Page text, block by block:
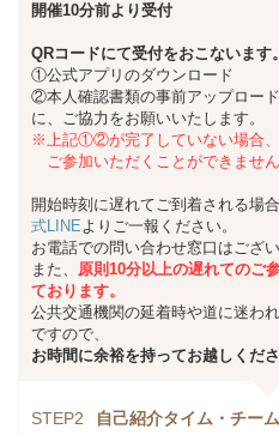
開催10分前より受付
QRコードにて受付をおこないます。
①公式アプリのダウンロード
②本人確認書類の事前アップロード
に、ご協力をお願いいたします。
※上記①②が完了していない場合、
ご参加いただくことができません
開始時刻に遅れてご到着される場
式LINEよりご一報ください。
お電話での問い合わせ窓口はござい
また、 原則10分以上の遅れてのご
ております。
公共交通機関の延着時や道に迷わ
ですので、
お時間に余裕を持ってお越しくださ
STEP2 自己紹介タイム・チー